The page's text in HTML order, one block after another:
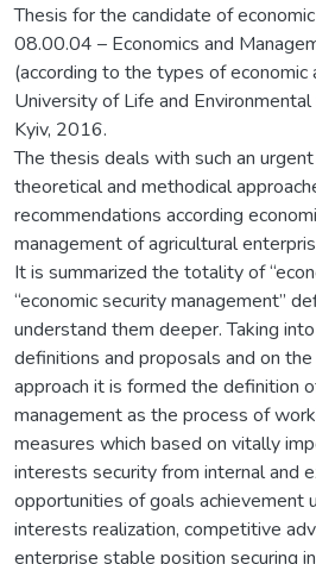
Thesis for the candidate of
08.00.04 – Economics and
(according to the types of economic
University of Life and
Kyiv, 2016.
The thesis deals with such an
theoretical and methodical
recommendations according
management of agricultural
It is summarized the totality of
“economic security management”
understand them deeper. Taking
definitions and proposals and on
approach it is formed the definition
management as the process of
measures which based on vitally
interests security from internal and
opportunities of goals achievement
interests realization, competitive
enterprise stable position securing